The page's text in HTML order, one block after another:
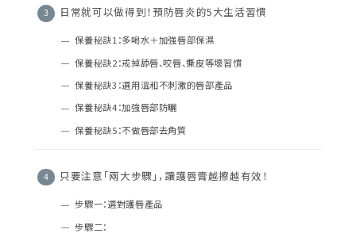
日常就可以做得到！預防唇炎的5大生活習慣
保養秘訣1：多喝水＋加強唇部保濕
保養秘訣2：戒掉舔唇、咬唇、撕皮等壞習慣
保養秘訣3：選用溫和不刺激的唇部產品
保養秘訣4：加強唇部防曬
保養秘訣5：不做唇部去角質
只要注意「兩大步驟」，讓護唇膏越擦越有效！
步驟一：選對護唇產品
步驟二：